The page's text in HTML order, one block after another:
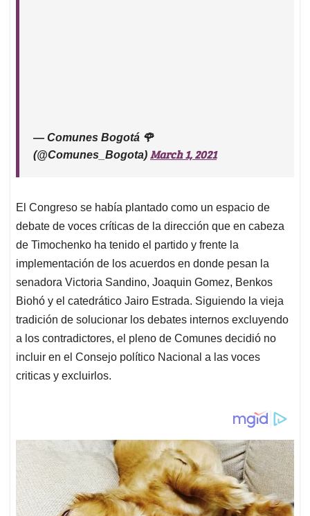
— Comunes Bogotá 🌹
(@Comunes_Bogota) March 1, 2021
El Congreso se había plantado como un espacio de
debate de voces críticas de la dirección que en cabeza
de Timochenko ha tenido el partido y frente la
implementación de los acuerdos en donde pesan la
senadora Victoria Sandino, Joaquin Gomez, Benkos
Biohó y el catedrático Jairo Estrada. Siguiendo la vieja
tradición de solucionar los debates internos excluyendo
a los contradictores, el pleno de Comunes decidió no
incluir en el Consejo político Nacional a las voces
criticas y excluirlos.